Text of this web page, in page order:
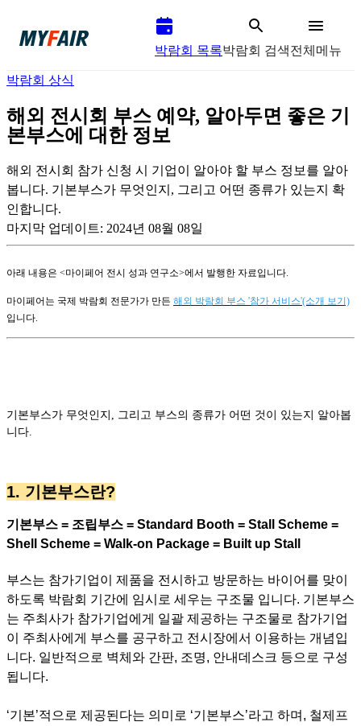
박람회 목록박람회 검색전체메뉴
박람회 상식
해외 전시회 부스 예약, 알아두면 좋은 기
본부스에 대한 정보
해외 전시회 참가 신청 시 기업이 알아야 할 부스 정보를 알아
봅니다. 기본부스가 무엇인지, 그리고 어떤 종류가 있는지 확
인합니다.
마지막 업데이트: 2024년 08월 08일
아래 내용은 <마이페어 전시 성과 연구소>에서 발행한 자료입니다.
마이페어는 국제 박람회 전문가가 만든 해외 박람회 부스 '참가 서비스'(소개 보기)
입니다.
기본부스가 무엇인지, 그리고 부스의 종류가 어떤 것이 있는지 알아봅
니다.
1. 기본부스란?
기본부스 = 조립부스 = Standard Booth = Stall Scheme =
Shell Scheme = Walk-on Package = Built up Stall
부스는 참가기업이 제품을 전시하고 방문하는 바이어를 맞이
하도록 박람회 기간에 임시로 세우는 구조물 입니다. 기본부스
는 주최사가 참가기업에게 일괄 제공하는 구조물로 참가기업
이 주최사에게 부스를 공구하고 전시장에서 이용하는 개념입
니다. 일반적으로 벽체와 간판, 조명, 안내데스크 등으로 구성
됩니다.
‘기본’적으로 제공된다는 의미로 ‘기본부스’라고 하며, 철제프